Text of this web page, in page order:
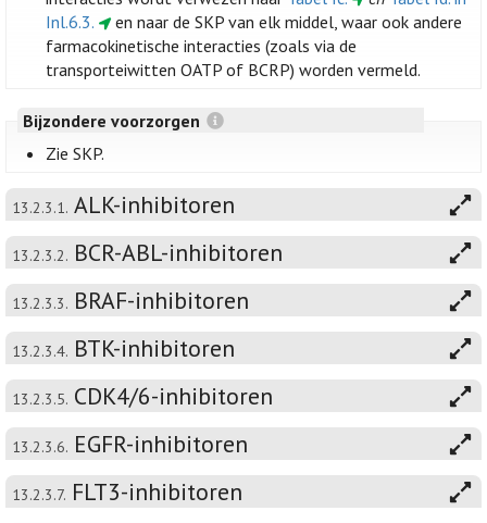
Inl.6.3.
en naar de SKP van elk middel, waar ook andere
farmacokinetische interacties (zoals via de
transporteiwitten OATP of BCRP) worden vermeld.
Bijzondere voorzorgen
Zie SKP.
13.2.3.1. ALK-inhibitoren
13.2.3.2. BCR-ABL-inhibitoren
13.2.3.3. BRAF-inhibitoren
13.2.3.4. BTK-inhibitoren
13.2.3.5. CDK4/6-inhibitoren
13.2.3.6. EGFR-inhibitoren
13.2.3.7. FLT3-inhibitoren